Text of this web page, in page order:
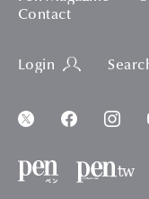
Contact
Login